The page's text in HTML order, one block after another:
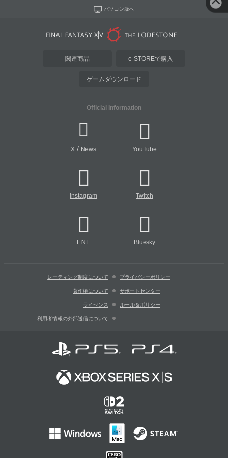
パソコン版へ
関連商品 e-STOREで購入
ゲームダウンロード
Official Information
X/ News YouTube
Instagram Twitch
LINE Bluesky
レーティング制度について プライバシーポリシー
著作権について サポートセンター
ライセンス ルール＆ポリシー
利用者情報の外部送信について